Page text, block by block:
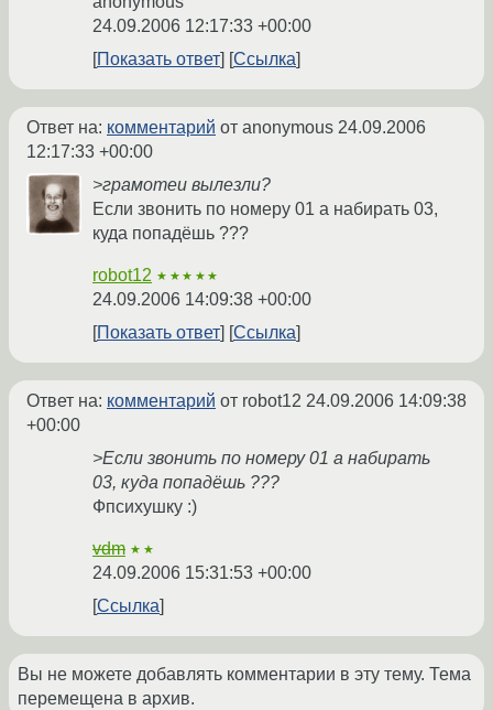
24.09.2006 12:17:33 +00:00
Показать ответ
Ссылка
Ответ на: комментарий от anonymous 24.09.2006
12:17:33 +00:00
>грамотеи вылезли?
Если звонить по номеру 01 а набирать 03,
куда попадёшь ???
robot12 ★★★★★
24.09.2006 14:09:38 +00:00
Показать ответ
Ссылка
Ответ на: комментарий от robot12 24.09.2006 14:09:38
+00:00
>Если звонить по номеру 01 а набирать
03, куда попадёшь ???
Фпсихушку :)
vdm ★★
24.09.2006 15:31:53 +00:00
Ссылка
Вы не можете добавлять комментарии в эту тему. Тема
перемещена в архив.